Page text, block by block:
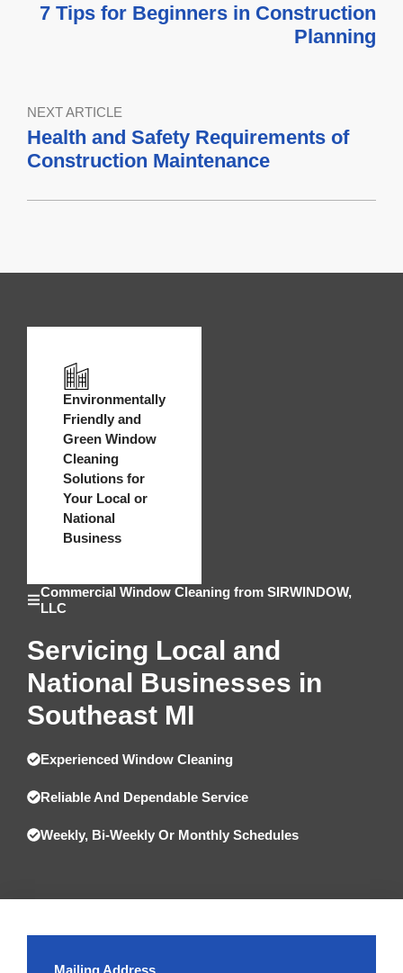
7 Tips for Beginners in Construction
Planning
NEXT ARTICLE
Health and Safety Requirements of
Construction Maintenance
Commercial Window Cleaning from SIRWINDOW,
LLC
Servicing Local and
National Businesses in
Southeast MI
Experienced Window Cleaning
Reliable And Dependable Service
Weekly, Bi-Weekly Or Monthly Schedules
Environmentally
Friendly and
Green Window
Cleaning
Solutions for
Your Local or
National
Business
Mailing Address